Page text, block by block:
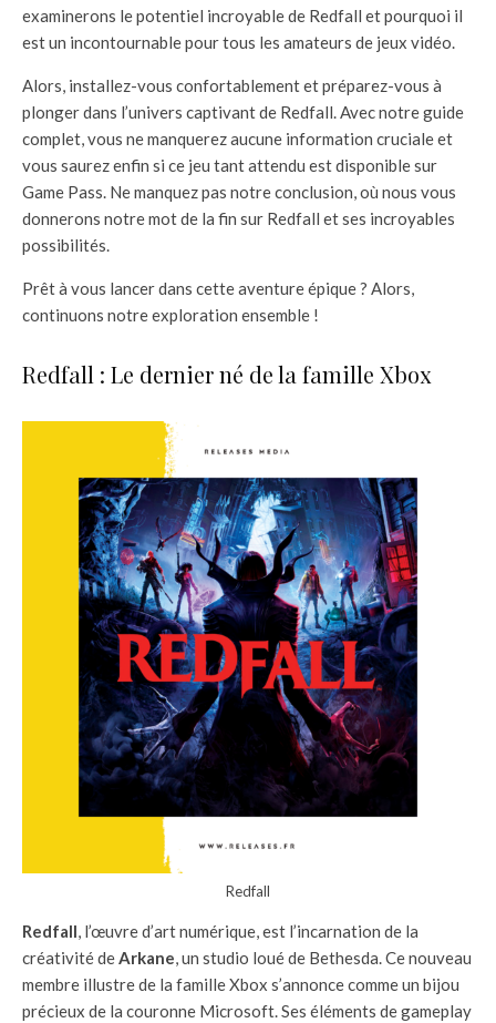
examinerons le potentiel incroyable de Redfall et pourquoi il
est un incontournable pour tous les amateurs de jeux vidéo.
Alors, installez-vous confortablement et préparez-vous à
plonger dans l’univers captivant de Redfall. Avec notre guide
complet, vous ne manquerez aucune information cruciale et
vous saurez enfin si ce jeu tant attendu est disponible sur
Game Pass. Ne manquez pas notre conclusion, où nous vous
donnerons notre mot de la fin sur Redfall et ses incroyables
possibilités.
Prêt à vous lancer dans cette aventure épique ? Alors,
continuons notre exploration ensemble !
Redfall : Le dernier né de la famille Xbox
Redfall
Redfall, l’œuvre d’art numérique, est l’incarnation de la
créativité deArkane, un studio loué de Bethesda. Ce nouveau
membre illustre de la famille Xbox s’annonce comme un bijou
précieux de la couronne Microsoft. Ses éléments de gameplay